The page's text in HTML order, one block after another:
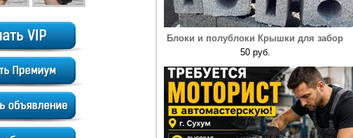
Блоки и полублоки Крышки для забор
50 руб.